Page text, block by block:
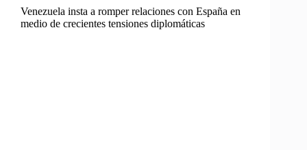
Venezuela insta a romper relaciones con España en
medio de crecientes tensiones diplomáticas